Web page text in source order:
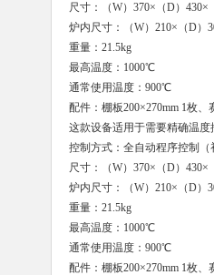
尺寸：（W）370×（D）430×
炉内尺寸：（W）210×（D）
重量：21.5kg
最高温度：1000℃
通常使用温度：900℃
配件：棚板200×270mm 1枚
这款设备适用于需要精确温
控制方式：全自动程序控制
尺寸：（W）370×（D）430×
炉内尺寸：（W）210×（D）
重量：21.5kg
最高温度：1000℃
通常使用温度：900℃
配件：棚板200×270mm 1枚